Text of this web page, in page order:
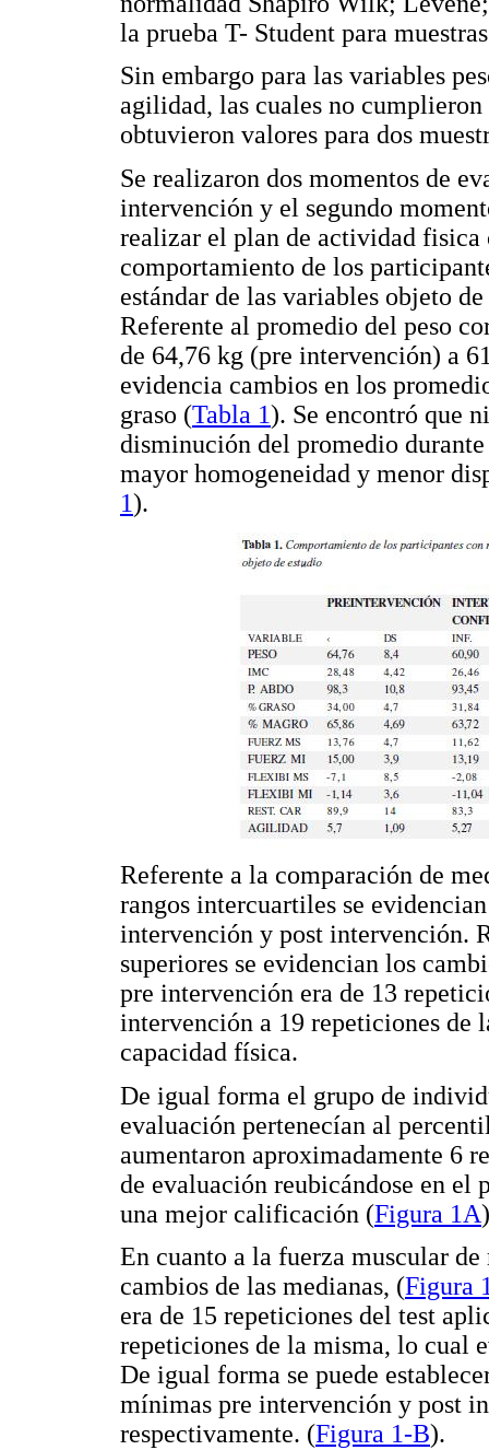
la prueba T- Student para
Sin embargo para las variables
agilidad, las cuales no
obtuvieron valores para dos
Se realizaron dos momentos de
intervención y el segundo
realizar el plan de actividad fisica
comportamiento de los
estándar de las variables objeto
Referente al promedio del peso
de 64,76 kg (pre intervención) a
evidencia cambios en los
graso (Tabla 1). Se encontró que
disminución del promedio
mayor homogeneidad y menor
1).
Referente a la comparación de
rangos intercuartiles se
intervención y post intervención.
superiores se evidencian los
pre intervención era de 13
intervención a 19 repeticiones de
capacidad física.
De igual forma el grupo de
evaluación pertenecían al
aumentaron aproximadamente 6
de evaluación reubicándose en
una mejor calificación (Figura 1A)
En cuanto a la fuerza muscular
cambios de las medianas, (Figura
era de 15 repeticiones del test
repeticiones de la misma, lo cual
De igual forma se puede
mínimas pre intervención y post
respectivamente. (Figura 1-B).